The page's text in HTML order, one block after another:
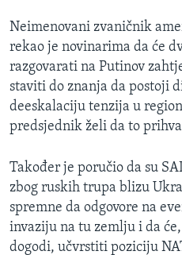
Neimenovani zvaničnik
rekao je novinarima da će
razgovarati na Putinov
staviti do znanja da postoji
deeskalaciju tenzija u
predsjednik želi da to
Također je poručio da su
zbog ruskih trupa blizu
spremne da odgovore na
invaziju na tu zemlju i da
dogodi, učvrstiti poziciju